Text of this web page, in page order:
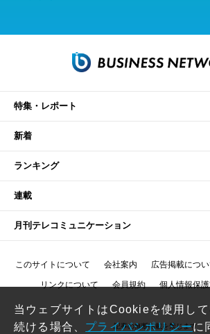
特集・レポート
新着
ランキング
連載
月刊テレコミュニケーション
このサイトについて 会社案内 広告掲載につ
リンクについて 会員規約 個人情報保
記事の無断転載を禁じます
当ウェブサイトはCookieを使用し
続ける場合、 プライバシポリシーに